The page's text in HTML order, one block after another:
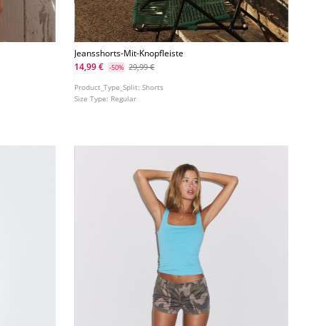
Jeansshorts-Mit-Knopfleiste
14,99 €
-50% 29,99 €
Product_Type_Split:Shorts
Size Type: Regular